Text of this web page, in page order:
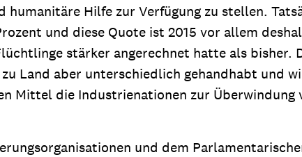
Hilfe zur Verfügung zu stellen.
und diese Quote ist 2015 vor allem
stärker angerechnet hatte als bisher.
Land aber unterschiedlich gehandhabt und
Mittel die Industrienationen zur
und dem